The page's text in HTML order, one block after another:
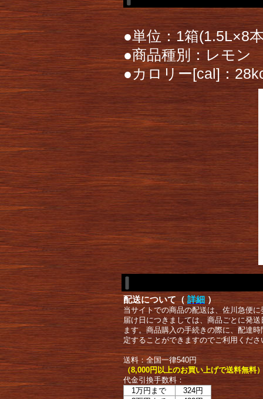
●単位：1箱(1.5L×8
●商品種別：レモン
●カロリー[cal]：
配送について（ 詳細 ）
当サイトでの商品の配送は、佐川急便
届け日につきましては、商品ごとに発
ます。商品購入の手続きの際に、配達
定することができますのでご利用くださ
送料：全国一律540円
（8,000円以上のお買い上げで送料無料
代金引換手数料：
1万円まで
324円